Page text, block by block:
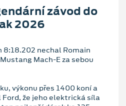
závod do
2026
nechal Romain
Mach-E za sebou
výkonu přes 1400 koní a
že jeho elektrická síla